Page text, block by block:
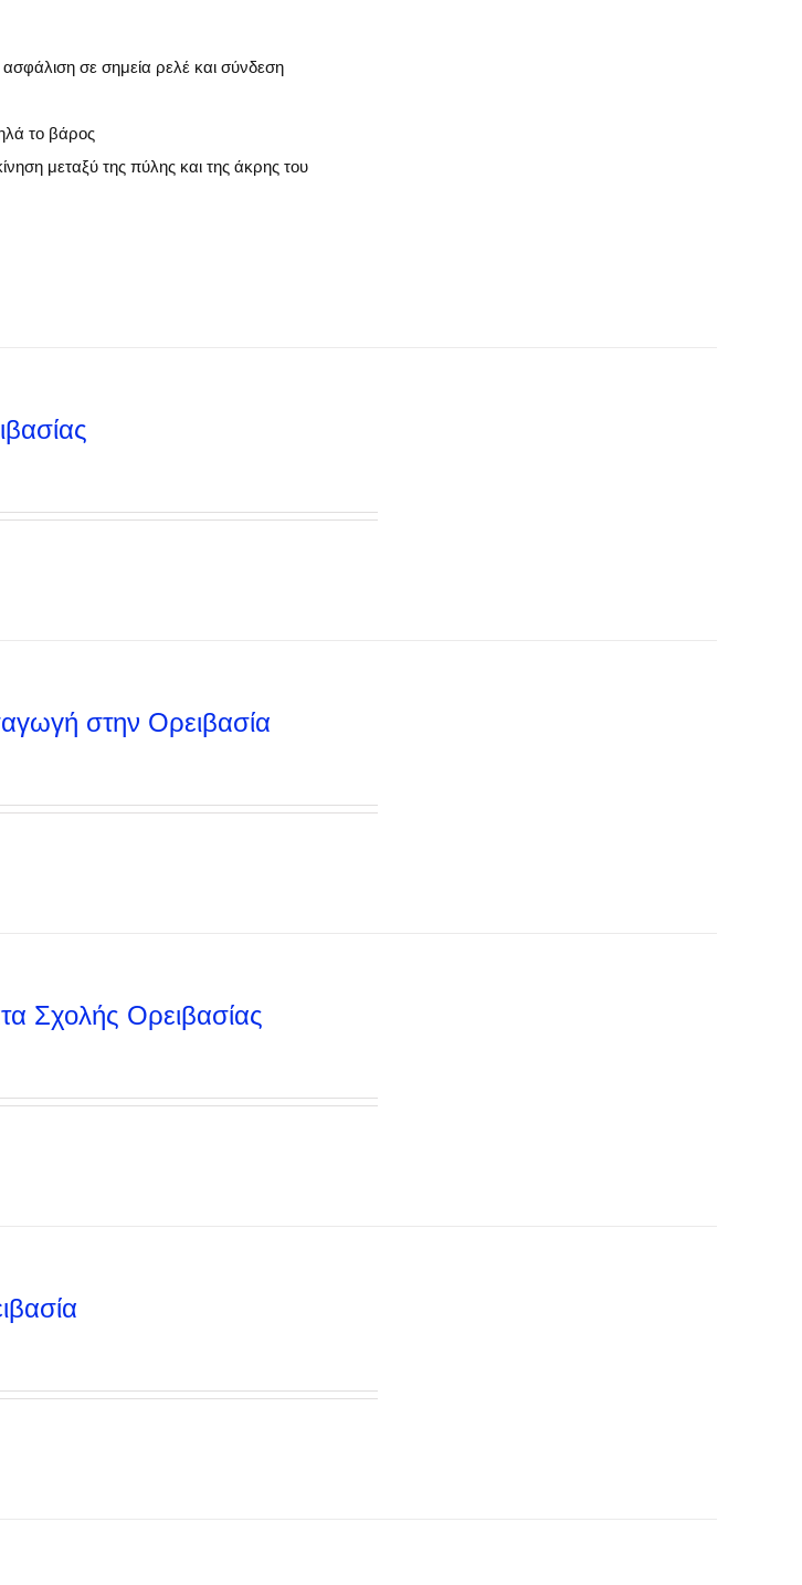
σε σημεία ρελέ και σύνδεση
το βάρος
μεταξύ της πύλης και της άκρης του
στην Ορειβασία
Σχολής Ορειβασίας